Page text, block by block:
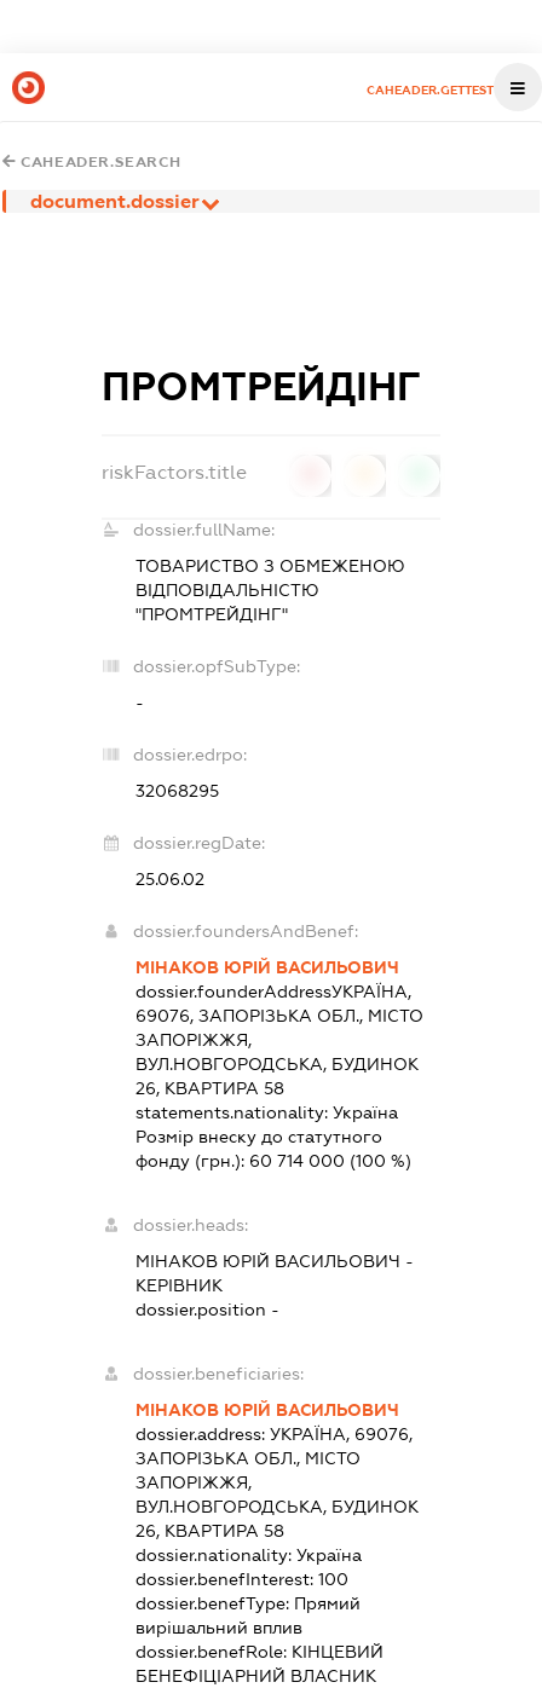
CAHEADER.GETTEST
CAHEADER.SEARCH
document.dossier
ПРОМТРЕЙДІНГ
riskFactors.title
dossier.fullName:
ТОВАРИСТВО З ОБМЕЖЕНОЮ
ВІДПОВІДАЛЬНІСТЮ
"ПРОМТРЕЙДІНГ"
dossier.opfSubType:
-
dossier.edrpo:
32068295
dossier.regDate:
25.06.02
dossier.foundersAndBenef:
МІНАКОВ ЮРІЙ ВАСИЛЬОВИЧ
dossier.founderAddressУКРАЇНА,
69076, ЗАПОРІЗЬКА ОБЛ., МІСТО
ЗАПОРІЖЖЯ,
ВУЛ.НОВГОРОДСЬКА, БУДИНОК
26, КВАРТИРА 58
statements.nationality:Україна
Розмір внеску до статутного
фонду (грн.): 60 714 000 (100 %)
dossier.heads:
МІНАКОВ ЮРІЙ ВАСИЛЬОВИЧ -
КЕРІВНИК
dossier.position -
dossier.beneficiaries:
МІНАКОВ ЮРІЙ ВАСИЛЬОВИЧ
dossier.address:УКРАЇНА, 69076,
ЗАПОРІЗЬКА ОБЛ., МІСТО
ЗАПОРІЖЖЯ,
ВУЛ.НОВГОРОДСЬКА, БУДИНОК
26, КВАРТИРА 58
dossier.nationality:Україна
dossier.benefInterest:100
dossier.benefType: Прямий
вирішальний вплив
dossier.benefRole: КІНЦЕВИЙ
БЕНЕФІЦІАРНИЙ ВЛАСНИК